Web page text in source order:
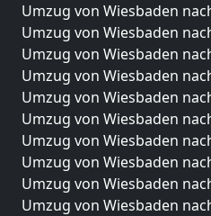
Umzug von Wiesbaden
Umzug von Wiesbaden
Umzug von Wiesbaden
Umzug von Wiesbaden
Umzug von Wiesbaden
Umzug von Wiesbaden
Umzug von Wiesbaden
Umzug von Wiesbaden
Umzug von Wiesbaden
Umzug von Wiesbaden